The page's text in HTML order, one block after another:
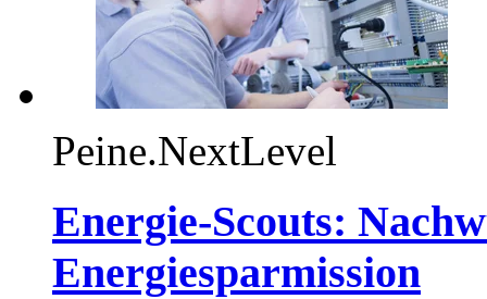
Peine.NextLevel
Energie-Scouts:
Energiesparmission